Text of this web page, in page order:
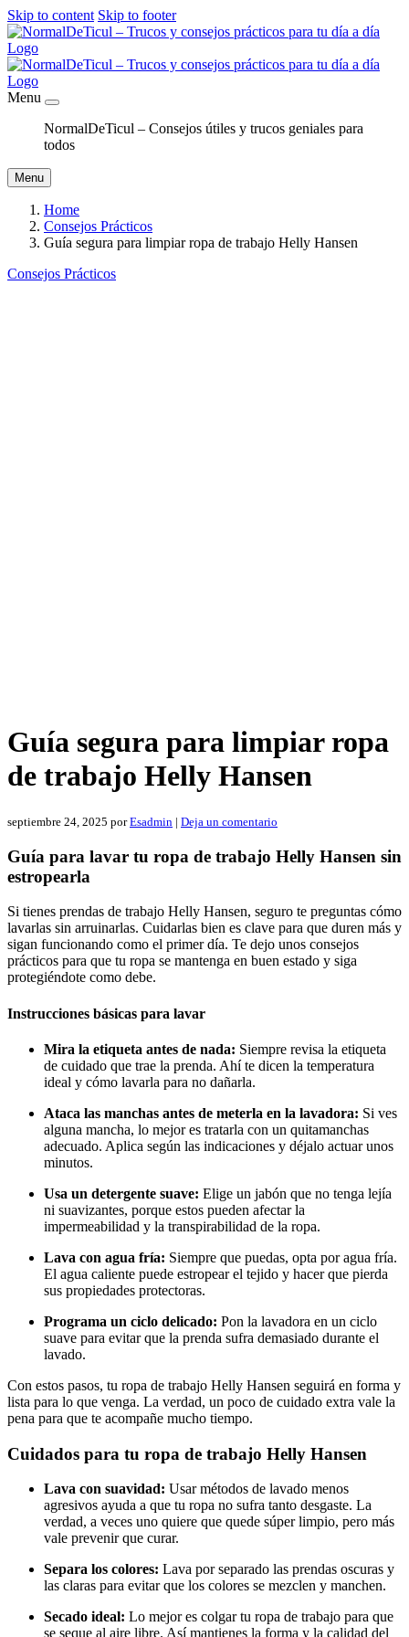
Skip to content Skip to footer
Menu
NormalDeTicul – Consejos útiles y trucos geniales para
todos
Menu
Home
Consejos Prácticos
Guía segura para limpiar ropa de trabajo Helly Hansen
Consejos Prácticos
Guía segura para limpiar ropa
de trabajo Helly Hansen
septiembre 24, 2025 porEsadmin | Deja un comentario
Guía para lavar tu ropa de trabajo Helly Hansen sin
estropearla
Si tienes prendas de trabajo Helly Hansen, seguro te preguntas cómo
lavarlas sin arruinarlas. Cuidarlas bien es clave para que duren más y
sigan funcionando como el primer día. Te dejo unos consejos
prácticos para que tu ropa se mantenga en buen estado y siga
protegiéndote como debe.
Instrucciones básicas para lavar
Mira la etiqueta antes de nada: Siempre revisa la etiqueta
de cuidado que trae la prenda. Ahí te dicen la temperatura
ideal y cómo lavarla para no dañarla.
Ataca las manchas antes de meterla en la lavadora: Si ves
alguna mancha, lo mejor es tratarla con un quitamanchas
adecuado. Aplica según las indicaciones y déjalo actuar unos
minutos.
Usa un detergente suave: Elige un jabón que no tenga lejía
ni suavizantes, porque estos pueden afectar la
impermeabilidad y la transpirabilidad de la ropa.
Lava con agua fría: Siempre que puedas, opta por agua fría.
El agua caliente puede estropear el tejido y hacer que pierda
sus propiedades protectoras.
Programa un ciclo delicado: Pon la lavadora en un ciclo
suave para evitar que la prenda sufra demasiado durante el
lavado.
Con estos pasos, tu ropa de trabajo Helly Hansen seguirá en forma y
lista para lo que venga. La verdad, un poco de cuidado extra vale la
pena para que te acompañe mucho tiempo.
Cuidados para tu ropa de trabajo Helly Hansen
Lava con suavidad: Usar métodos de lavado menos
agresivos ayuda a que tu ropa no sufra tanto desgaste. La
verdad, a veces uno quiere que quede súper limpio, pero más
vale prevenir que curar.
Separa los colores: Lava por separado las prendas oscuras y
las claras para evitar que los colores se mezclen y manchen.
Secado ideal: Lo mejor es colgar tu ropa de trabajo para que
se seque al aire libre. Así mantienes la forma y la calidad del